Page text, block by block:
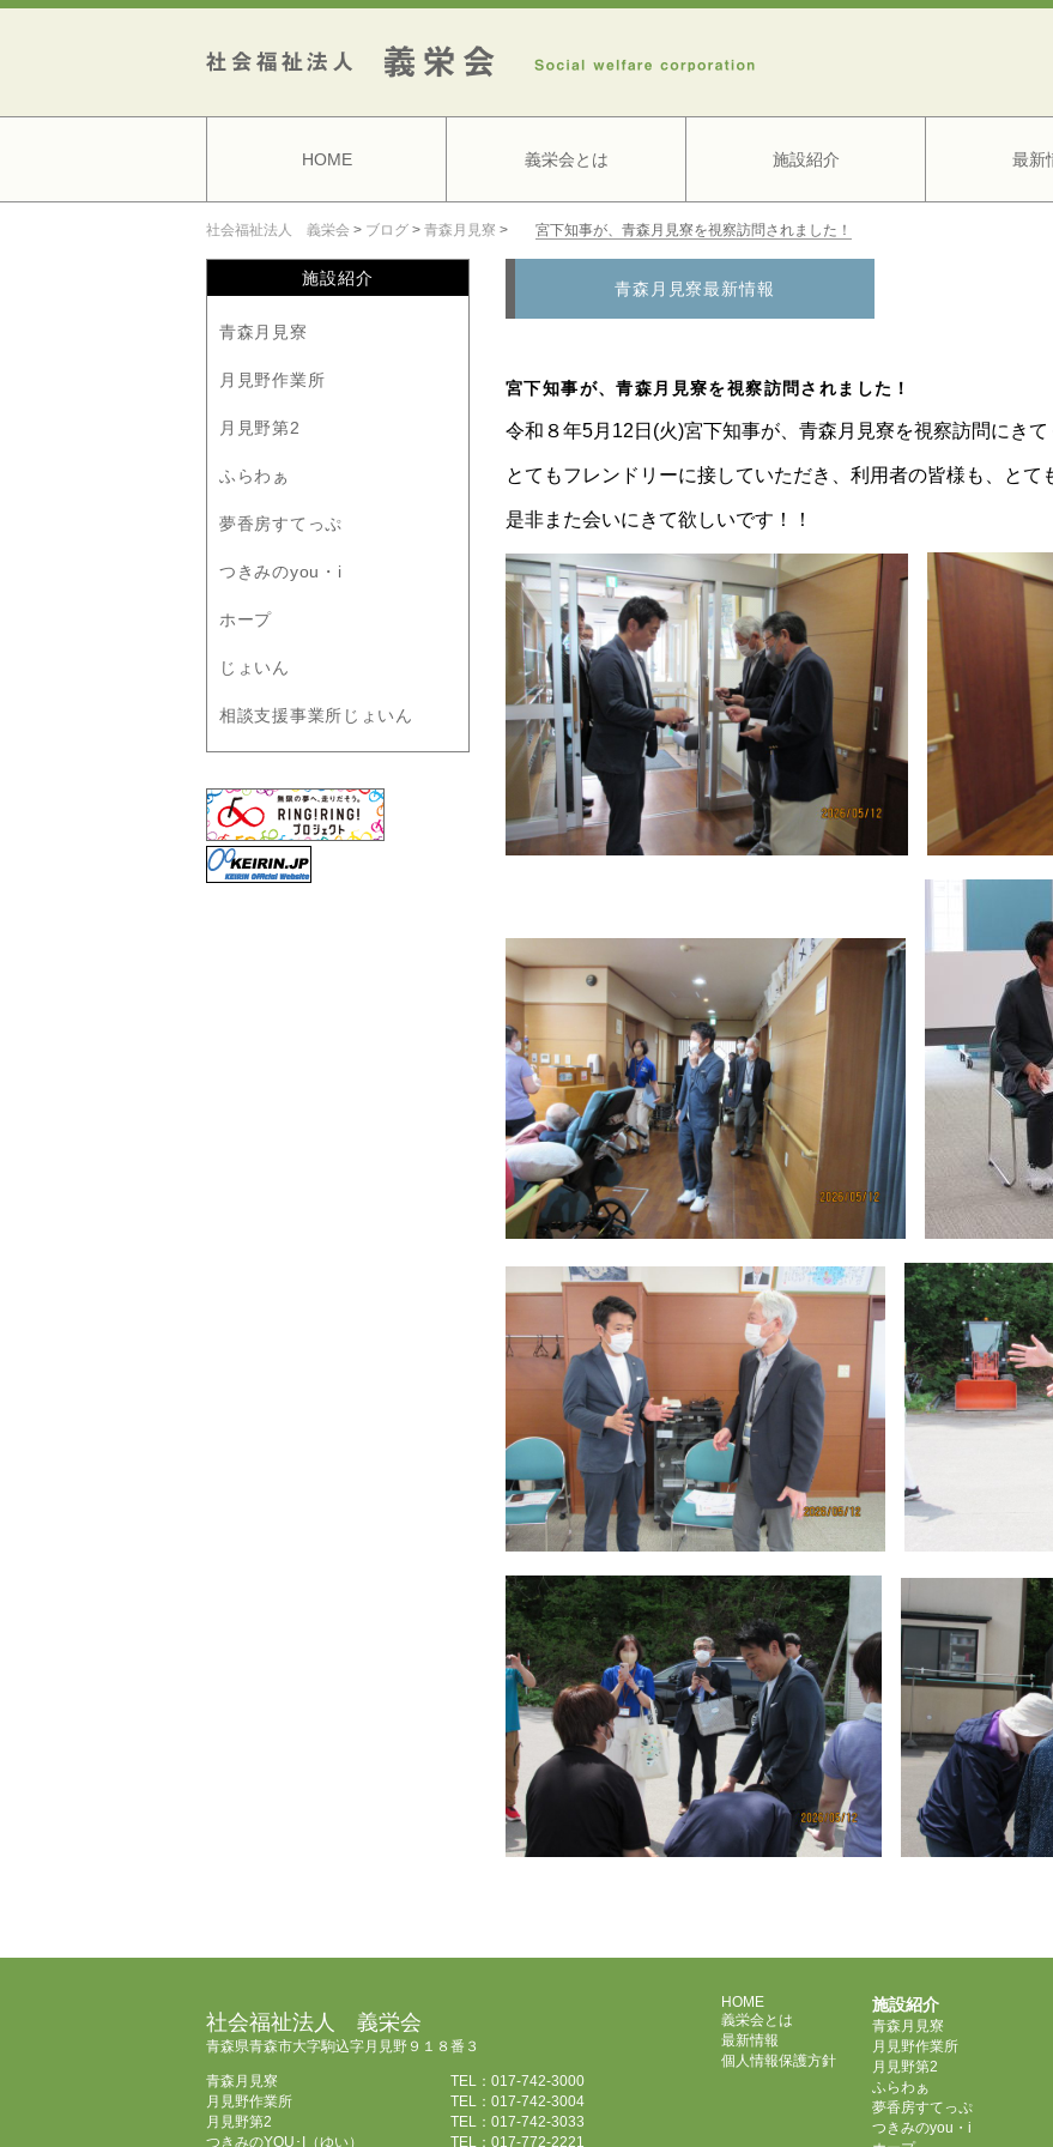
HOME 義栄会とは 施設紹介 最新
社会福祉法人 義栄会 > ブログ > 青森月見寮 > 宮下知事が、青森月見寮を視察訪問されました！
施設紹介
青森月見寮
月見野作業所
月見野第2
ふらわぁ
夢香房すてっぷ
つきみのyou・i
ホープ
じょいん
相談支援事業所じょいん
青森月見寮最新情報
宮下知事が、青森月見寮を視察訪問されました！
令和８年5月12日(火)宮下知事が、青森月見寮を視察訪問にきて
とてもフレンドリーに接していただき、利用者の皆様も、とて
是非また会いにきて欲しいです！！
社会福祉法人 義栄会
青森県青森市大字駒込字月見野９１８番３
青森月見寮
TEL：017-742-3000
月見野作業所
TEL：017-742-3004
月見野第2
TEL：017-742-3033
つきみのYOU･I（ゆい）
TEL：017-772-2221
HOME
義栄会とは
最新情報
個人情報保護方針
施設紹介
青森月見寮
月見野作業所
月見野第2
ふらわぁ
夢香房すてっぷ
つきみのyou・i